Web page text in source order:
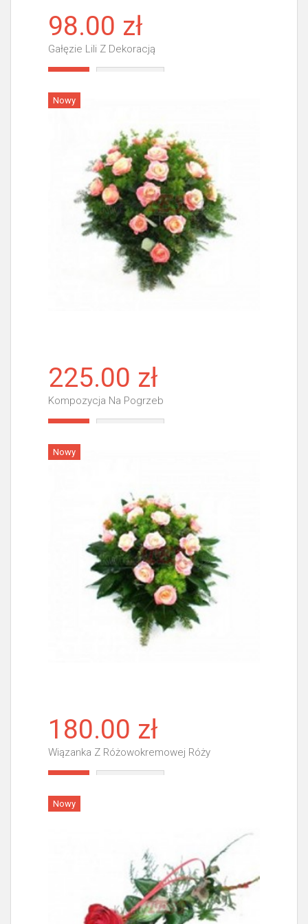
98.00 zł
Gałęzie Lili Z Dekoracją
Nowy
225.00 zł
Kompozycja Na Pogrzeb
Nowy
180.00 zł
Wiązanka Z Różowokremowej Róży
Nowy